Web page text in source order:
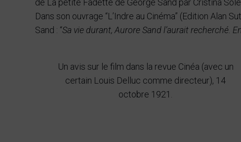
de La petite Fadette de George Sand par Cristina
Dans son ouvrage “L’Indre au Cinéma” (Edition Alan
Sand : “Sa vie durant, Aurore Sand l’aurait recherché.
Un avis sur le film dans la revue Cinéa (avec un
certain Louis Delluc comme directeur), 14
octobre 1921.